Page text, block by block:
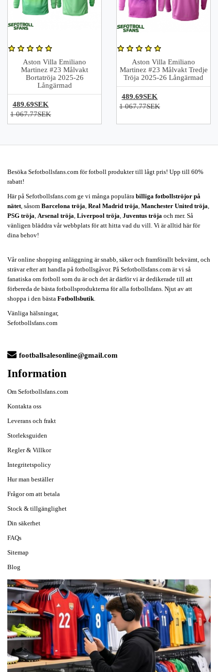
Aston Villa Emiliano
Martinez #23 Målvakt
Bortatröja 2025-26
Långärmad
489.69SEK
1 067.77SEK
Aston Villa Emiliano
Martinez #23 Målvakt Tredje
Tröja 2025-26 Långärmad
489.69SEK
1 067.77SEK
Besöka Sefotbollsfans.com för fotboll produkter till lågt pris! Upp till 60%
rabatt!
Här på Sefotbollsfans.com ge vi många populära billiga fotbollströjor på
nätet , såsom Barcelona tröja Real Madrid tröja Manchester United tröja
PSG tröja Arsenal tröja Liverpool tröja Juventus tröja och mer. Så
vänligen bläddra vår webbplats för att hitta vad du vill. Vi är alltid här för
dina behov!
Vår online shopping anläggning är snabb, säker och framförallt bekvämt, och
strävar efter att handla på fotbollsgåvor. På Sefotbollsfans.com är vi så
fanatiska om fotboll som du är och det är därför vi är dedikerade till att
förbereda de bästa fotbollsprodukterna för alla fotbollsfans. Njut av att
shoppa i den bästa Fotbollsbutik
Vänliga hälsningar,
Sefotbollsfans.com
footballsalesonline@gmail.com
Information
Om Sefotbollsfans.com
Kontakta oss
Leverans och frakt
Storleksguiden
Regler & Villkor
Integritetspolicy
Hur man beställer
Frågor om att betala
Stock & tillgänglighet
Din säkerhet
FAQs
Sitemap
Blog